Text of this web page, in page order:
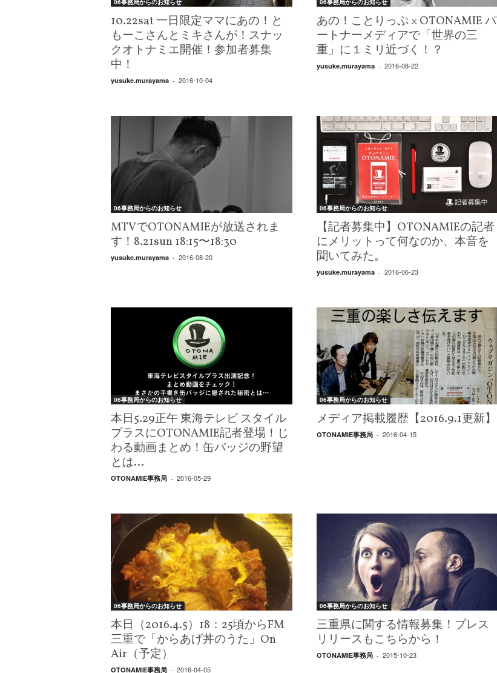
06事務局からのお知らせ
10.22sat 一日限定ママにあの！と
もーこさんとミキさんが！スナッ
クオトナミエ開催！参加者募集
中！
yusuke.murayama - 2016-10-04
06事務局からのお知らせ
あの！ことりっぷ × OTONAMIE パ
ートナーメディアで「世界の三
重」に１ミリ近づく！？
yusuke.murayama - 2016-08-22
06事務局からのお知らせ
MTVでOTONAMIEが放送されま
す！8.21sun 18:15〜18:30
yusuke.murayama - 2016-08-20
06事務局からのお知らせ
【記者募集中】OTONAMIEの記者
にメリットって何なのか、本音を
聞いてみた。
yusuke.murayama - 2016-06-23
06事務局からのお知らせ
本日5.29正午 東海テレビ スタイル
プラスにOTONAMIE記者登場！じ
わる動画まとめ！缶バッジの野望
とは…
OTONAMIE事務局 - 2016-05-29
06事務局からのお知らせ
メディア掲載履歴【2016.9.1更新】
OTONAMIE事務局 - 2016-04-15
06事務局からのお知らせ
本日（2016.4.5）18：25頃からFM
三重で「からあげ丼のうた」On
Air（予定）
OTONAMIE事務局 - 2016-04-05
06事務局からのお知らせ
三重県に関する情報募集！プレス
リリースもこちらから！
OTONAMIE事務局 - 2015-10-23